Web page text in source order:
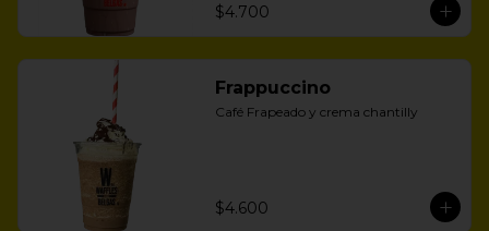
$4.700
Frappuccino
Café Frapeado y crema chantilly
$4.600